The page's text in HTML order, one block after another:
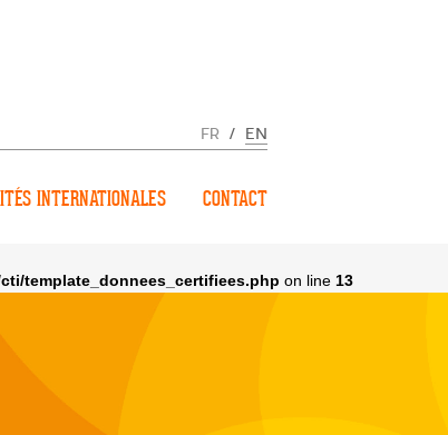
FR / EN
INTERNATIONALES CONTACT
template_donnees_certifiees.php on line 13